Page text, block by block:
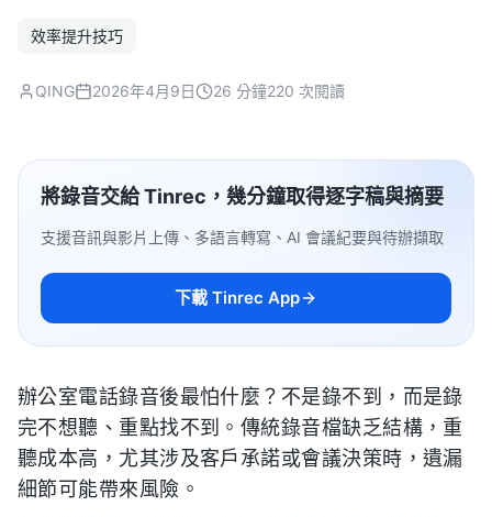
效率提升技巧
QING 2026年4月9日 26 分鐘220 次閱讀
將錄音交給 Tinrec，幾分鐘取得逐字稿與摘要
支援音訊與影片上傳、多語言轉寫、AI 會議紀要與待辦擷取
下載 Tinrec App
辦公室電話錄音後最怕什麼？不是錄不到，而是錄
完不想聽、重點找不到。傳統錄音檔缺乏結構，重
聽成本高，尤其涉及客戶承諾或會議決策時，遺漏
細節可能帶來風險。